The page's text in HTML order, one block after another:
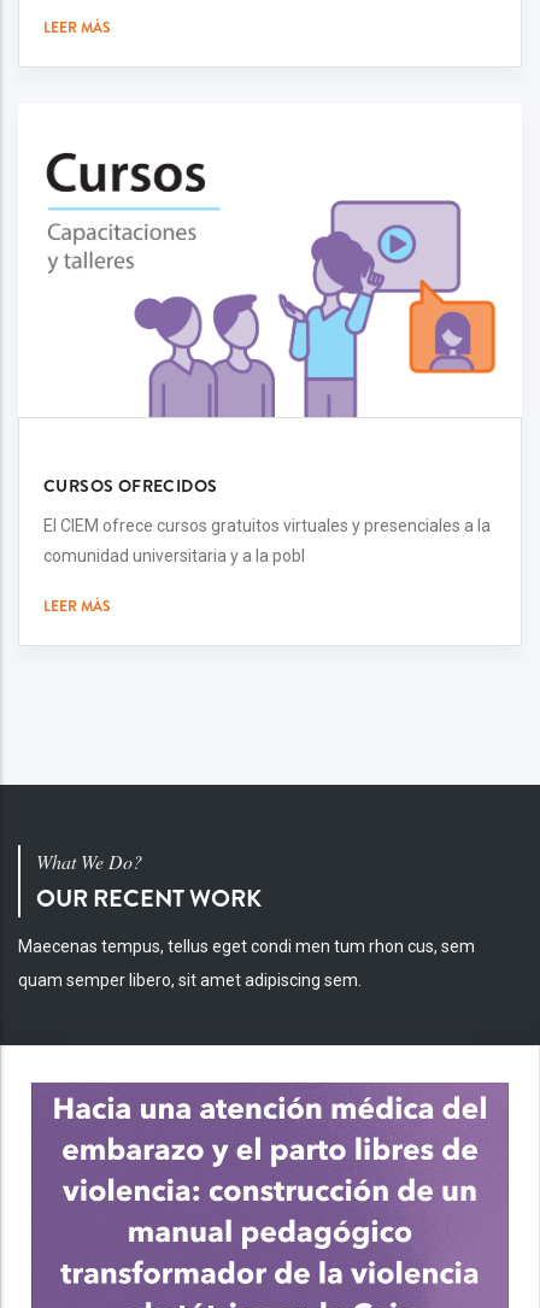
LEER MÁS
CURSOS OFRECIDOS
El CIEM ofrece cursos gratuitos virtuales y presenciales a la
comunidad universitaria y a la pobl
LEER MÁS
What We Do?
OUR RECENT WORK
Maecenas tempus, tellus eget condi men tum rhon cus, sem
quam semper libero, sit amet adipiscing sem.